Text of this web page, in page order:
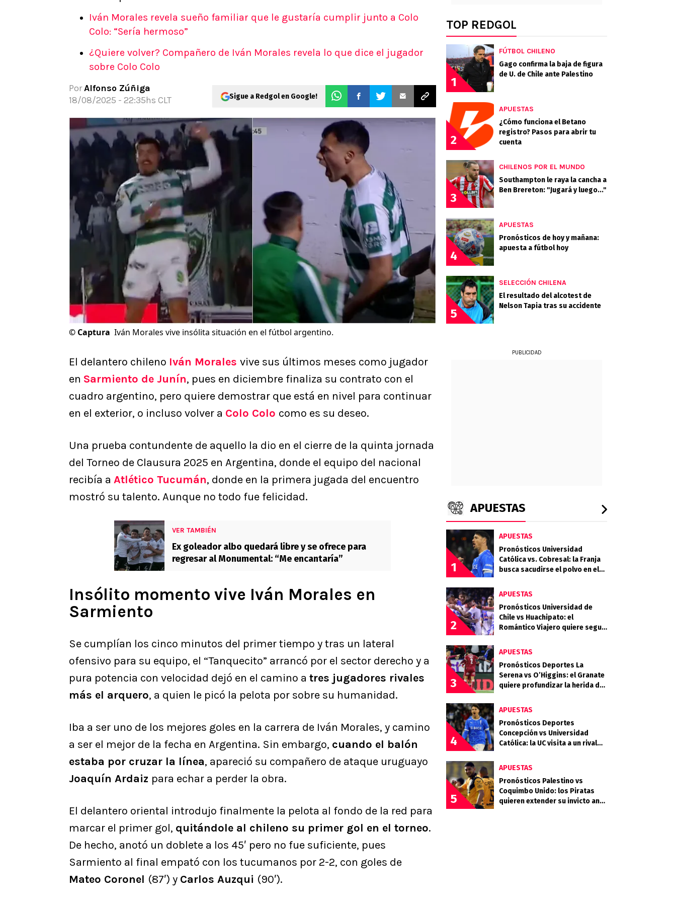
Iván Morales revela sueño familiar que le gustaría cumplir junto a Colo
Colo: “Sería hermoso”
¿Quiere volver? Compañero de Iván Morales revela lo que dice el jugador
sobre Colo Colo
PorAlfonso Zúñiga
18/08/2025 - 22:35hs CLT
Sigue a Redgol en Google!
© Captura Iván Morales vive insólita situación en el fútbol argentino.
El delantero chileno Iván Morales vive sus últimos meses como jugador
en Sarmiento de Junín, pues en diciembre finaliza su contrato con el
cuadro argentino, pero quiere demostrar que está en nivel para continuar
en el exterior, o incluso volver a Colo Colo como es su deseo.
Una prueba contundente de aquello la dio en el cierre de la quinta jornada
del Torneo de Clausura 2025 en Argentina, donde el equipo del nacional
recibía a Atlético Tucumán, donde en la primera jugada del encuentro
mostró su talento. Aunque no todo fue felicidad.
VER TAMBIÉN
Ex goleador albo quedará libre y se ofrece para
regresar al Monumental: “Me encantaría”
Insólito momento vive Iván Morales en
Sarmiento
Se cumplían los cinco minutos del primer tiempo y tras un lateral
ofensivo para su equipo, el “Tanquecito” arrancó por el sector derecho y a
pura potencia con velocidad dejó en el camino a tres jugadores rivales
más el arquero, a quien le picó la pelota por sobre su humanidad.
Iba a ser uno de los mejores goles en la carrera de Iván Morales, y camino
a ser el mejor de la fecha en Argentina. Sin embargo, cuando el balón
estaba por cruzar la línea, apareció su compañero de ataque uruguayo
Joaquín Ardaiz para echar a perder la obra.
El delantero oriental introdujo finalmente la pelota al fondo de la red para
marcar el primer gol, quitándole al chileno su primer gol en el torneo.
De hecho, anotó un doblete a los 45′ pero no fue suficiente, pues
Sarmiento al final empató con los tucumanos por 2-2, con goles de
Mateo Coronel (87′) y Carlos Auzqui (90′).
TOP REDGOL
1
FÚTBOL CHILENO
Gago confirma la baja de figura
de U. de Chile ante Palestino
2
APUESTAS
¿Cómo funciona el Betano
registro? Pasos para abrir tu
cuenta
3
CHILENOS POR EL MUNDO
Southampton le raya la cancha a
Ben Brereton: "Jugará y luego..."
4
APUESTAS
Pronósticos de hoy y mañana:
apuesta a fútbol hoy
5
SELECCIÓN CHILENA
El resultado del alcotest de
Nelson Tapia tras su accidente
PUBLICIDAD
APUESTAS
1
APUESTAS
Pronósticos Universidad
Católica vs. Cobresal: la Franja
busca sacudirse el polvo en el
2
APUESTAS
Pronósticos Universidad de
Chile vs Huachipato: el
Romántico Viajero quiere seguir
3
APUESTAS
Pronósticos Deportes La
Serena vs O’Higgins: el Granate
quiere profundizar la herida del
4
APUESTAS
Pronósticos Deportes
Concepción vs Universidad
Católica: la UC visita a un rival
5
APUESTAS
Pronósticos Palestino vs
Coquimbo Unido: los Piratas
quieren extender su invicto ante